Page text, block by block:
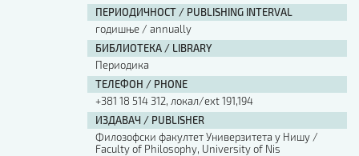
ПЕРИОДИЧНОСТ / PUBLISHING INTERVAL
годишње / annually
БИБЛИОТЕКА / LIBRARY
Периодика
ТЕЛЕФОН / PHONE
+381 18 514 312, локал/ext 191,194
ИЗДАВАЧ / PUBLISHER
Филозофски факултет Универзитета у Нишу /
Faculty of Philosophy, University of Nis